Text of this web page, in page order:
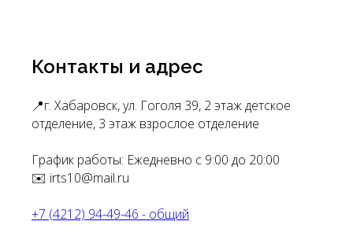
Контакты и адрес
📍г. Хабаровск, ул. Гоголя 39, 2 этаж детское
отделение, 3 этаж взрослое отделение
График работы: Ежедневно с 9:00 до 20:00
✉️ irts10@mail.ru
+7 (4212) 94-49-46 - общий